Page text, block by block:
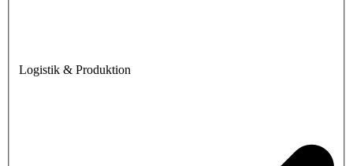
Logistik & Produktion